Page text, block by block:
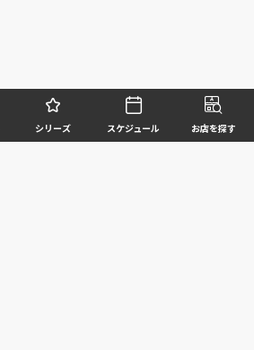
シリーズ スケジュール お店を探す